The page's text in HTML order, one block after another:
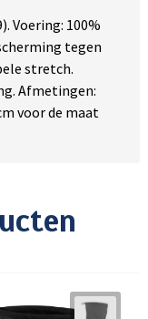
Voering: 100%
tegen
stretch.
Afmetingen:
voor de maat